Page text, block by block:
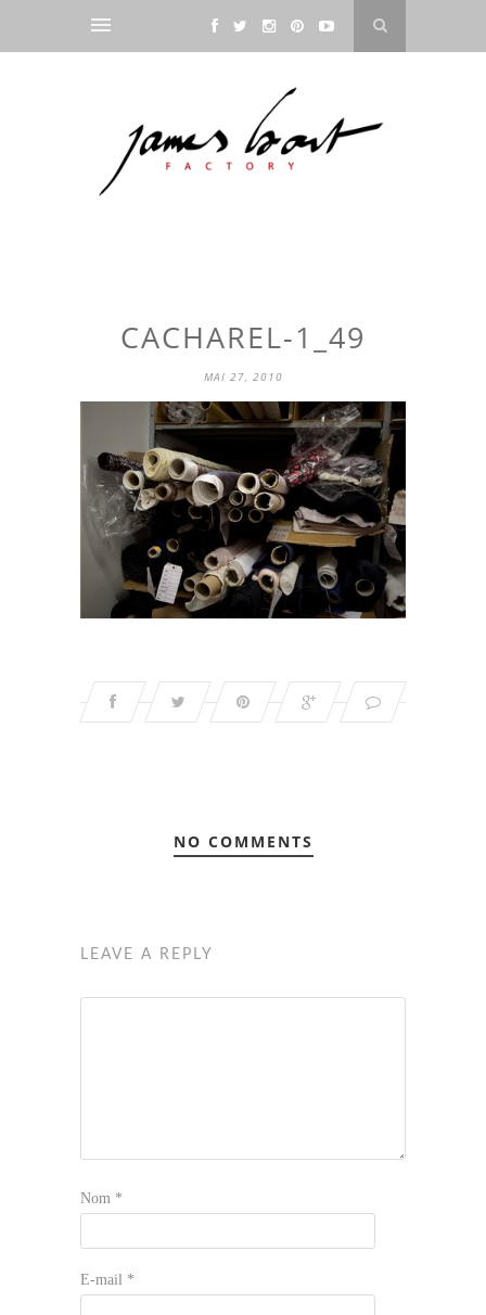
CACHAREL-1_49
MAI 27, 2010
NO COMMENTS
LEAVE A REPLY
Nom *
E-mail *